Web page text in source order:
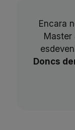
Encara
Master
Doncs